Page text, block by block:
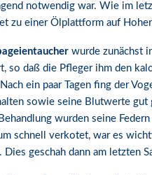
notwendig war. Wie im
zu einer Ölplattform auf
wurde zunächst
so daß die Pfleger ihm den
ein paar Tagen fing der
sowie seine Blutwerte
wurden seine
schnell verkotet, war es
geschah dann am letzten